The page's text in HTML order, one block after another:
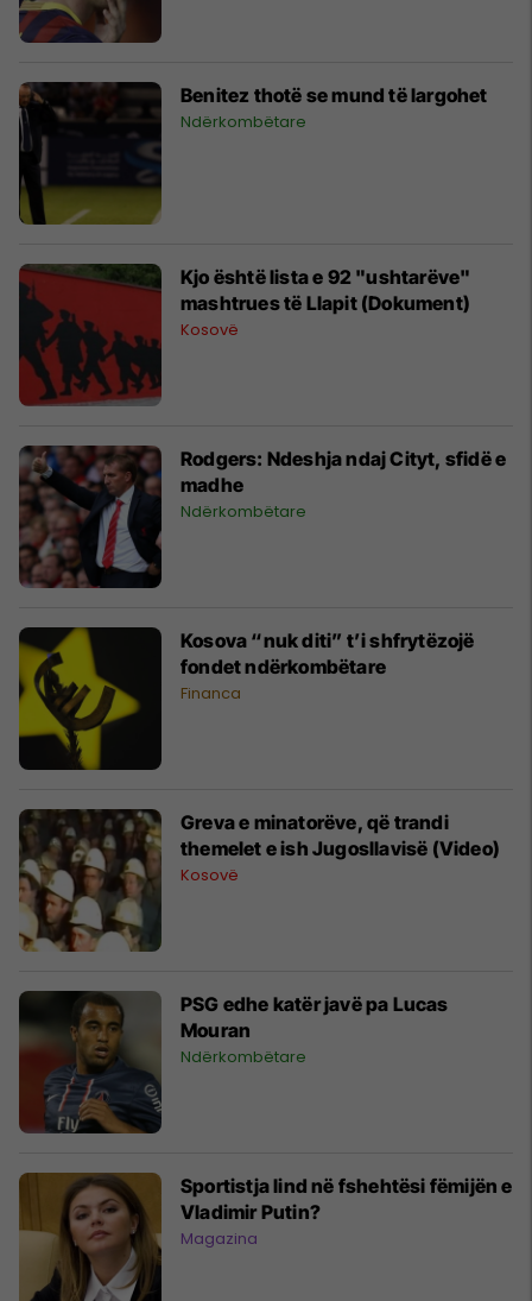
Benitez thotë se mund të largohet
Ndërkombëtare
Kjo është lista e 92 "ushtarëve"
mashtrues të Llapit (Dokument)
Kosovë
Rodgers: Ndeshja ndaj Cityt, sfidë e
madhe
Ndërkombëtare
Kosova “nuk diti” t’i shfrytëzojë
fondet ndërkombëtare
Financa
Greva e minatorëve, që trandi
themelet e ish Jugosllavisë (Video)
Kosovë
PSG edhe katër javë pa Lucas
Mouran
Ndërkombëtare
Sportistja lind në fshehtësi fëmijën e
Vladimir Putin?
Magazina